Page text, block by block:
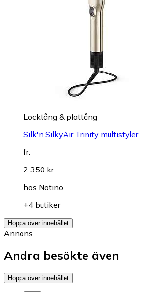
Locktång & plattång
Silk'n SilkyAir Trinity multistyler
fr.
2 350 kr
hos Notino
+4 butiker
Hoppa över innehållet
Annons
Andra besökte även
Hoppa över innehållet